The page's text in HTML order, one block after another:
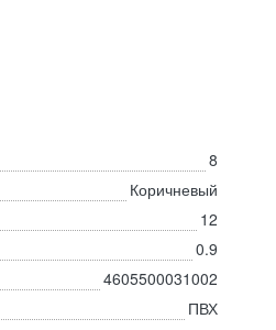
8
Коричневый
12
0.9
4605500031002
ПВХ